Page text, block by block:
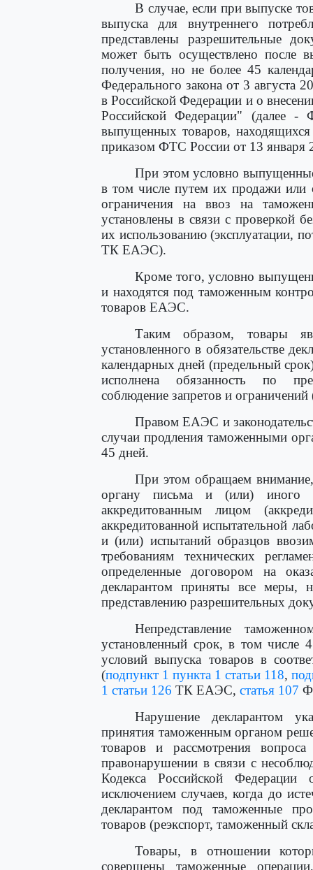
В случае, если при выпуске
выпуска для внутреннего
представлены разрешительные
может быть осуществлено после
получения, но не более 45
Федерального закона от 3
в Российской Федерации и о
Российской Федерации" (далее -
выпущенных товаров,
приказом ФТС России от 13 января
При этом условно
в том числе путем их продажи или
ограничения на ввоз на
установлены в связи с проверкой
их использованию (эксплуатации,
ТК ЕАЭС).
Кроме того, условно
и находятся под таможенным
товаров ЕАЭС.
Таким образом, товары
установленного в обязательстве
календарных дней (предельный
исполнена обязанность по
соблюдение запретов и
Правом ЕАЭС и
случаи продления таможенными
45 дней.
При этом обращаем
органу письма и (или) иного
аккредитованным лицом
аккредитованной испытательной
и (или) испытаний образцов
требованиям технических
определенные договором на
декларантом приняты все меры,
представлению разрешительных
Непредставление
установленный срок, в том числе
условий выпуска товаров в
(подпункт 1 пункта 1 статьи 118,
1 статьи 126 ТК ЕАЭС, статья 107
Нарушение декларантом
принятия таможенным органом
товаров и рассмотрения
правонарушении в связи с
Кодекса Российской Федерации
исключением случаев, когда до
декларантом под таможенные
товаров (реэкспорт, таможенный
Товары, в отношении
совершены таможенные